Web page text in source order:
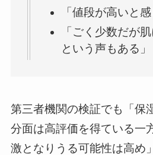
「値段が高いと感
「ごく少数だが
という声もある」
第三者機関の検証でも「保
分面は高評価を得ている一
激となりうる可能性は高め